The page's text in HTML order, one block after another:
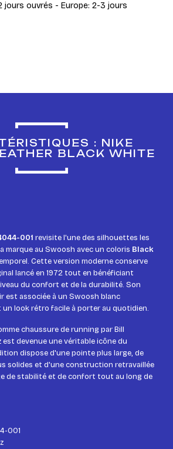
jours ouvrés - Europe: 2-3 jours
: NIKE
BLACK WHITE
001 revisite l'une des silhouettes les
marque au Swoosh avec un coloris Black
Cette version moderne conserve
lancé en 1972 tout en bénéficiant
du confort et de la durabilité. Son
est associée à un Swoosh blanc
look rétro facile à porter au quotidien.
chaussure de running parBill
est devenue une véritable icône du
dispose d'une pointe plus large, de
solides et d'une construction retravaillée
de stabilité et de confort tout au long de
001